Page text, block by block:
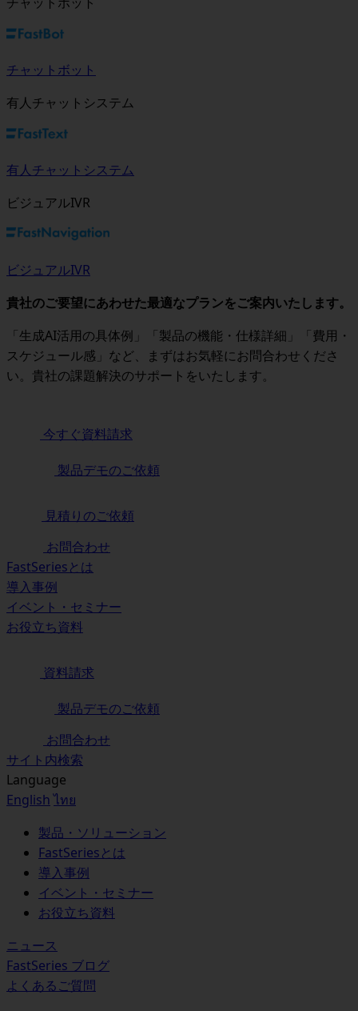
チャットボット
有人チャットシステム
有人チャットシステム
ビジュアルIVR
ビジュアルIVR
貴社のご要望にあわせた最適なプランをご案内いたします。
「生成AI活用の具体例」「製品の機能・仕様詳細」「費用・
スケジュール感」など、まずはお気軽にお問合わせくださ
い。貴社の課題解決のサポートをいたします。
今すぐ資料請求
製品デモのご依頼
見積りのご依頼
お問合わせ
FastSeriesとは
導入事例
イベント・セミナー
お役立ち資料
資料請求
製品デモのご依頼
お問合わせ
サイト内検索
Language
English ไทย
製品・ソリューション
FastSeriesとは
導入事例
イベント・セミナー
お役立ち資料
ニュース
FastSeries ブログ
よくあるご質問